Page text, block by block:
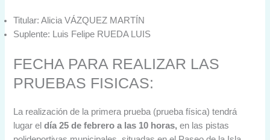
Titular: Alicia VÁZQUEZ MARTÍN
Suplente: Luis Felipe RUEDA LUIS
FECHA PARA REALIZAR LAS
PRUEBAS FISICAS:
La realización de la primera prueba (prueba física) tendrá
lugar eldía 25 de febrero a las 10 horas, en las pistas